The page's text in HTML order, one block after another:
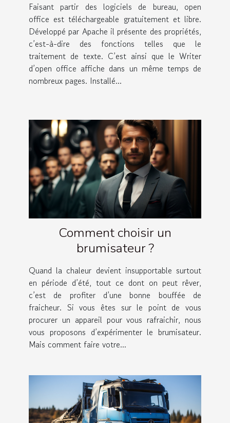
Faisant partir des logiciels de bureau, open
office est téléchargeable gratuitement et libre.
Développé par Apache il présente des propriétés,
c’est-à-dire des fonctions telles que le
traitement de texte. C’est ainsi que le Writer
d’open office affiche dans un même temps de
nombreux pages. Installé...
Comment choisir un
brumisateur ?
Quand la chaleur devient insupportable surtout
en période d’été, tout ce dont on peut rêver,
c’est de profiter d’une bonne bouffée de
fraicheur. Si vous êtes sur le point de vous
procurer un appareil pour vous rafraichir, nous
vous proposons d’expérimenter le brumisateur.
Mais comment faire votre...